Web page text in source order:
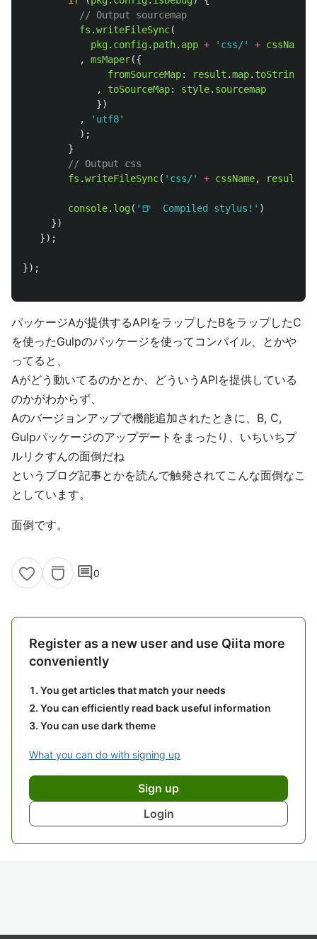
// Output sourcemap
fs .writeFileSync(
pkg. config. path. app + ' css/' + cssName
,
msMaper({
fromSourceMap: result .map. toString
,
toSourceMap: style. sourcemap
})
,
' utf8'
);
}
// Output css
fs .writeFileSync( ' css/' + cssName, result
console. log( ' 🍺  Compiled stylus! ' )
})
});
});
パッケージAが提供するAPIをラップしたBをラップしたC
を使ったGulpのパッケージを使ってコンパイル、とかや
ってると、
Aがどう動いてるのかとか、どういうAPIを提供している
のかがわからず、
Aのバージョンアップで機能追加されたときに、B, C,
Gulpパッケージのアップデートをまったり、いちいちプ
ルリクすんの面倒だね
というブログ記事とかを読んで触発されてこんな面倒なこ
としています。
面倒です。
comment0
Register as a new user and use Qiita more
conveniently
You get articles that match your needs
You can efficiently read back useful information
You can use dark theme
What you can do with signing up
Sign up
Login